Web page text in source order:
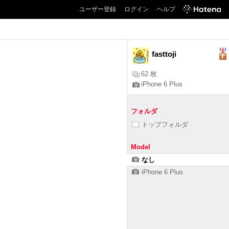
ユーザー登録 ログイン ヘルプ
fasttoji
62 枚
iPhone 6 Plus
フォルダ
トップフォルダ
Model
なし
iPhone 6 Plus